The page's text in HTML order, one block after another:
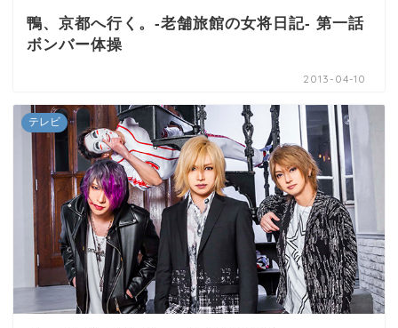
鴨、京都へ行く。-老舗旅館の女将日記- 第一話
ボンバー体操
2013-04-10
テレビ